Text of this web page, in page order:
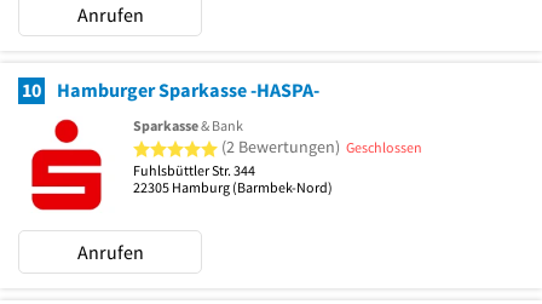
Anrufen
10 Hamburger Sparkasse -HASPA-
Sparkasse& Bank
5 von 5 Sternen
(2 Bewertungen) Geschlossen
Fuhlsbüttler Str. 344
22305 Hamburg (Barmbek-Nord)
Anrufen